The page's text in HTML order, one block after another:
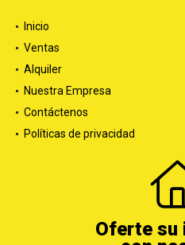
Inicio
Ventas
Alquiler
Nuestra Empresa
Contáctenos
Políticas de privacidad
Oferte su